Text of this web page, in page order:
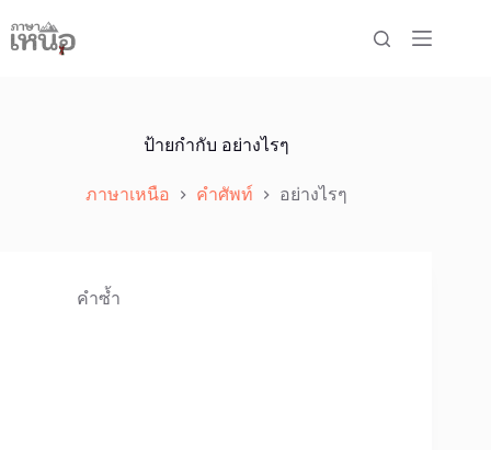
to
content
ป้ายกำกับ อย่างไรๆ
ภาษาเหนือ คำศัพท์ อย่างไรๆ
คำซ้ำ